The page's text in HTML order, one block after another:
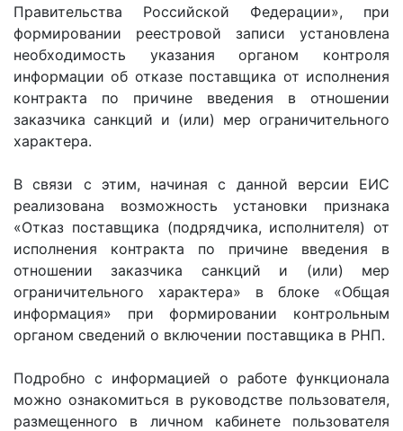
Правительства Российской Федерации», при
формировании реестровой записи установлена
необходимость указания органом контроля
информации об отказе поставщика от исполнения
контракта по причине введения в отношении
заказчика санкций и (или) мер ограничительного
характера.
В связи с этим, начиная с данной версии ЕИС
реализована возможность установки признака
«Отказ поставщика (подрядчика, исполнителя) от
исполнения контракта по причине введения в
отношении заказчика санкций и (или) мер
ограничительного характера» в блоке «Общая
информация» при формировании контрольным
органом сведений о включении поставщика в РНП.
Подробно с информацией о работе функционала
можно ознакомиться в руководстве пользователя,
размещенного в личном кабинете пользователя